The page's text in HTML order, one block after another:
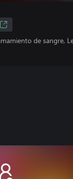
de sangre,